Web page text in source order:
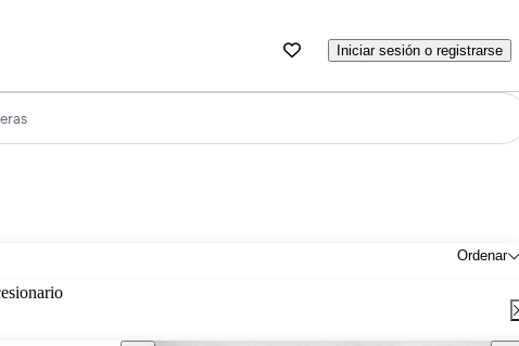
Iniciar sesión o registrarse
Ordenar